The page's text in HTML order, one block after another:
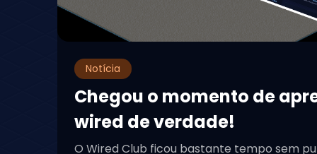
Notícia
Chegou o momento de
wired de verdade!
O Wired Club ficou bastante tempo sem